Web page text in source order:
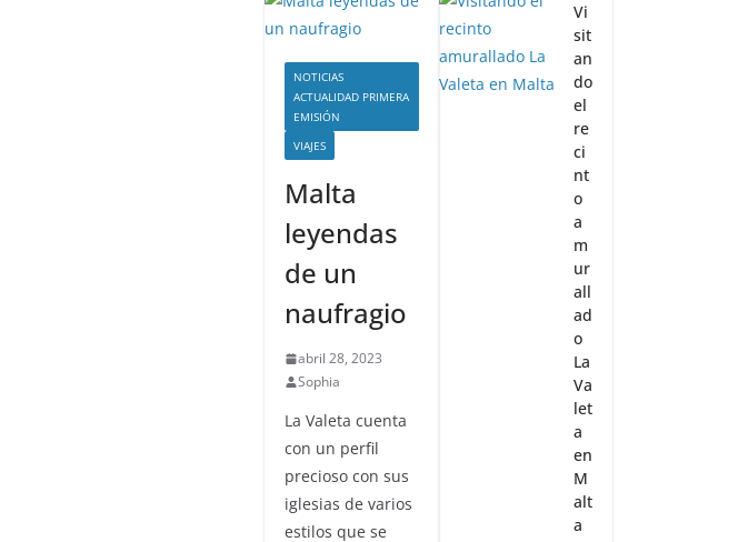
NOTICIAS
ACTUALIDAD PRIMERA
EMISIÓN
VIAJES
Malta
leyendas
de un
naufragio
abril 28, 2023
Sophia
La Valeta cuenta
con un perfil
precioso con sus
iglesias de varios
estilos que se
Vi
sit
an
do
el
re
ci
nt
o
a
m
ur
all
ad
o
La
Va
let
a
en
M
alt
a